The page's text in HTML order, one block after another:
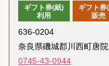
ギフト券(紙)
利用
ギフト券
販売
636-0204
奈良県磯城郡川西町唐院
0745-43-0944